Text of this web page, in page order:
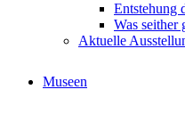
Entstehung
Was seither
Aktuelle
Museen